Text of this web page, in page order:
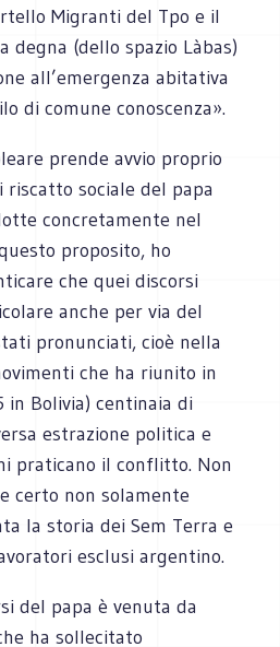
Migranti del Tpo e il
degna (dello spazio Làbas)
all’emergenza abitativa
di comune conoscenza».
prende avvio proprio
riscatto sociale del papa
concretamente nel
proposito, ho
che quei discorsi
anche per via del
pronunciati, cioè nella
che ha riunito in
in Bolivia) centinaia di
estrazione politica e
praticano il conflitto. Non
certo non solamente
la storia dei Sem Terra e
esclusi argentino.
del papa è venuta da
ha sollecitato